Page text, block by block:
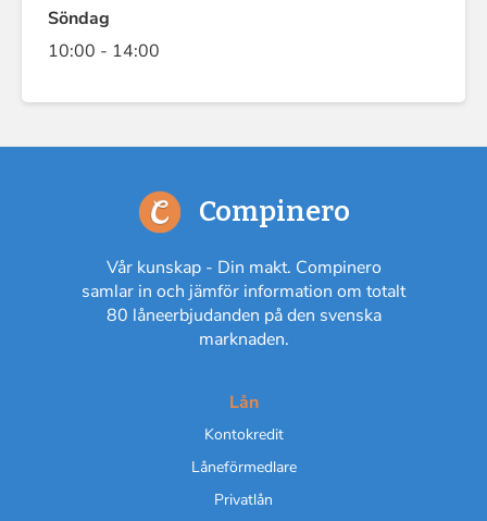
Söndag
10:00 - 14:00
Compinero
Vår kunskap - Din makt. Compinero
samlar in och jämför information om totalt
80 låneerbjudanden på den svenska
marknaden.
Lån
Kontokredit
Låneförmedlare
Privatlån